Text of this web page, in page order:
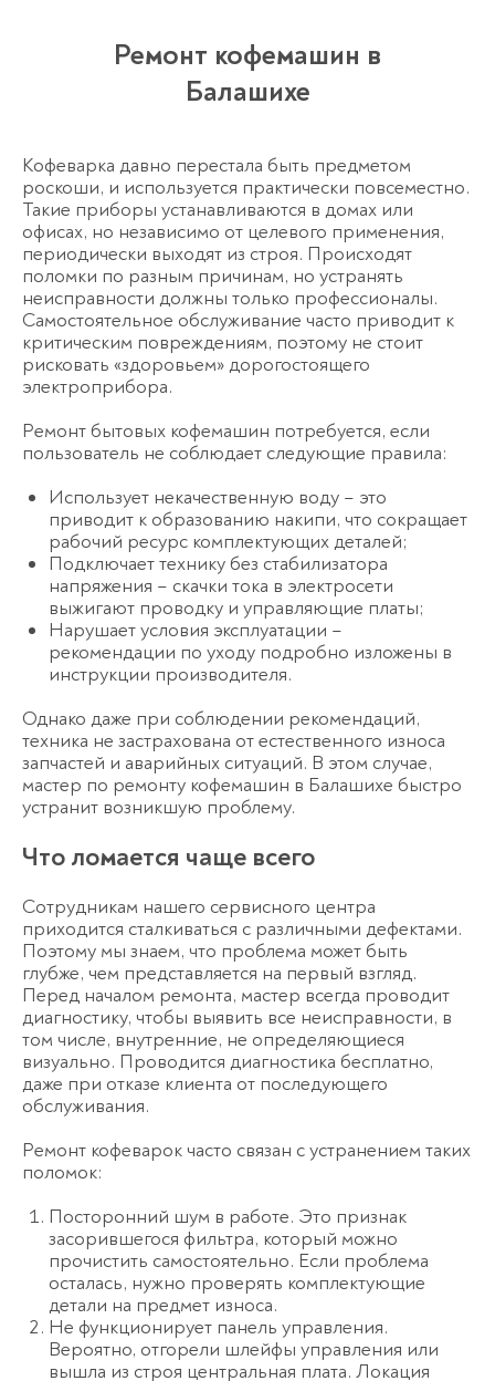
Ремонт кофемашин в
Балашихе
Кофеварка давно перестала быть предметом
роскоши, и используется практически повсеместно.
Такие приборы устанавливаются в домах или
офисах, но независимо от целевого применения,
периодически выходят из строя. Происходят
поломки по разным причинам, но устранять
неисправности должны только профессионалы.
Самостоятельное обслуживание часто приводит к
критическим повреждениям, поэтому не стоит
рисковать «здоровьем» дорогостоящего
электроприбора.
Ремонт бытовых кофемашин потребуется, если
пользователь не соблюдает следующие правила:
Использует некачественную воду – это
приводит к образованию накипи, что сокращает
рабочий ресурс комплектующих деталей;
Подключает технику без стабилизатора
напряжения – скачки тока в электросети
выжигают проводку и управляющие платы;
Нарушает условия эксплуатации –
рекомендации по уходу подробно изложены в
инструкции производителя.
Однако даже при соблюдении рекомендаций,
техника не застрахована от естественного износа
запчастей и аварийных ситуаций. В этом случае,
мастер по ремонту кофемашин в Балашихе быстро
устранит возникшую проблему.
Что ломается чаще всего
Сотрудникам нашего сервисного центра
приходится сталкиваться с различными дефектами.
Поэтому мы знаем, что проблема может быть
глубже, чем представляется на первый взгляд.
Перед началом ремонта, мастер всегда проводит
диагностику, чтобы выявить все неисправности, в
том числе, внутренние, не определяющиеся
визуально. Проводится диагностика бесплатно,
даже при отказе клиента от последующего
обслуживания.
Ремонт кофеварок часто связан с устранением таких
поломок:
Посторонний шум в работе. Это признак
засорившегося фильтра, который можно
прочистить самостоятельно. Если проблема
осталась, нужно проверять комплектующие
детали на предмет износа.
Не функционирует панель управления.
Вероятно, отгорели шлейфы управления или
вышла из строя центральная плата. Локация